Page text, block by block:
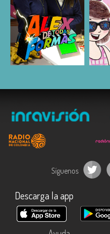
ESCUCHAR
Síguenos
Descarga la app